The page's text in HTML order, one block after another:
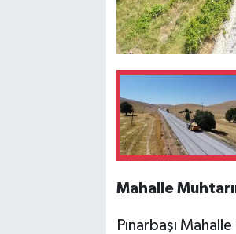
Mahalle
Pınarbaşı